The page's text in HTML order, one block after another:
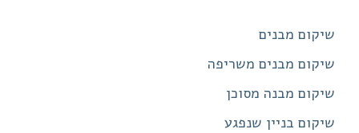
שיקום מבנים
שיקום מבנים משריפה
שיקום מבנה מסוכן
שיקום בניין שנפגע